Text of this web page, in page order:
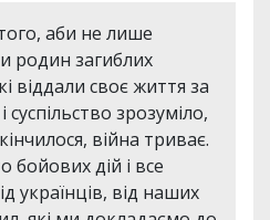
аби не лише
родин загиблих
віддали своє життя за
зрозуміло,
війна триває.
бойових дій і все
українців, від наших